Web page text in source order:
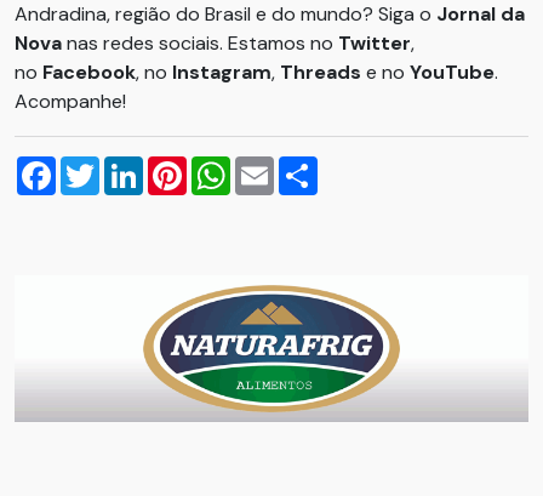
Andradina, região do Brasil e do mundo? Siga o Jornal da
Novanas redes sociais. Estamos no Twitter,
no Facebook, no Instagram, Threads e no YouTube.
Acompanhe!
Facebook
TwitterLinkedInPinterestWhatsApp
Email